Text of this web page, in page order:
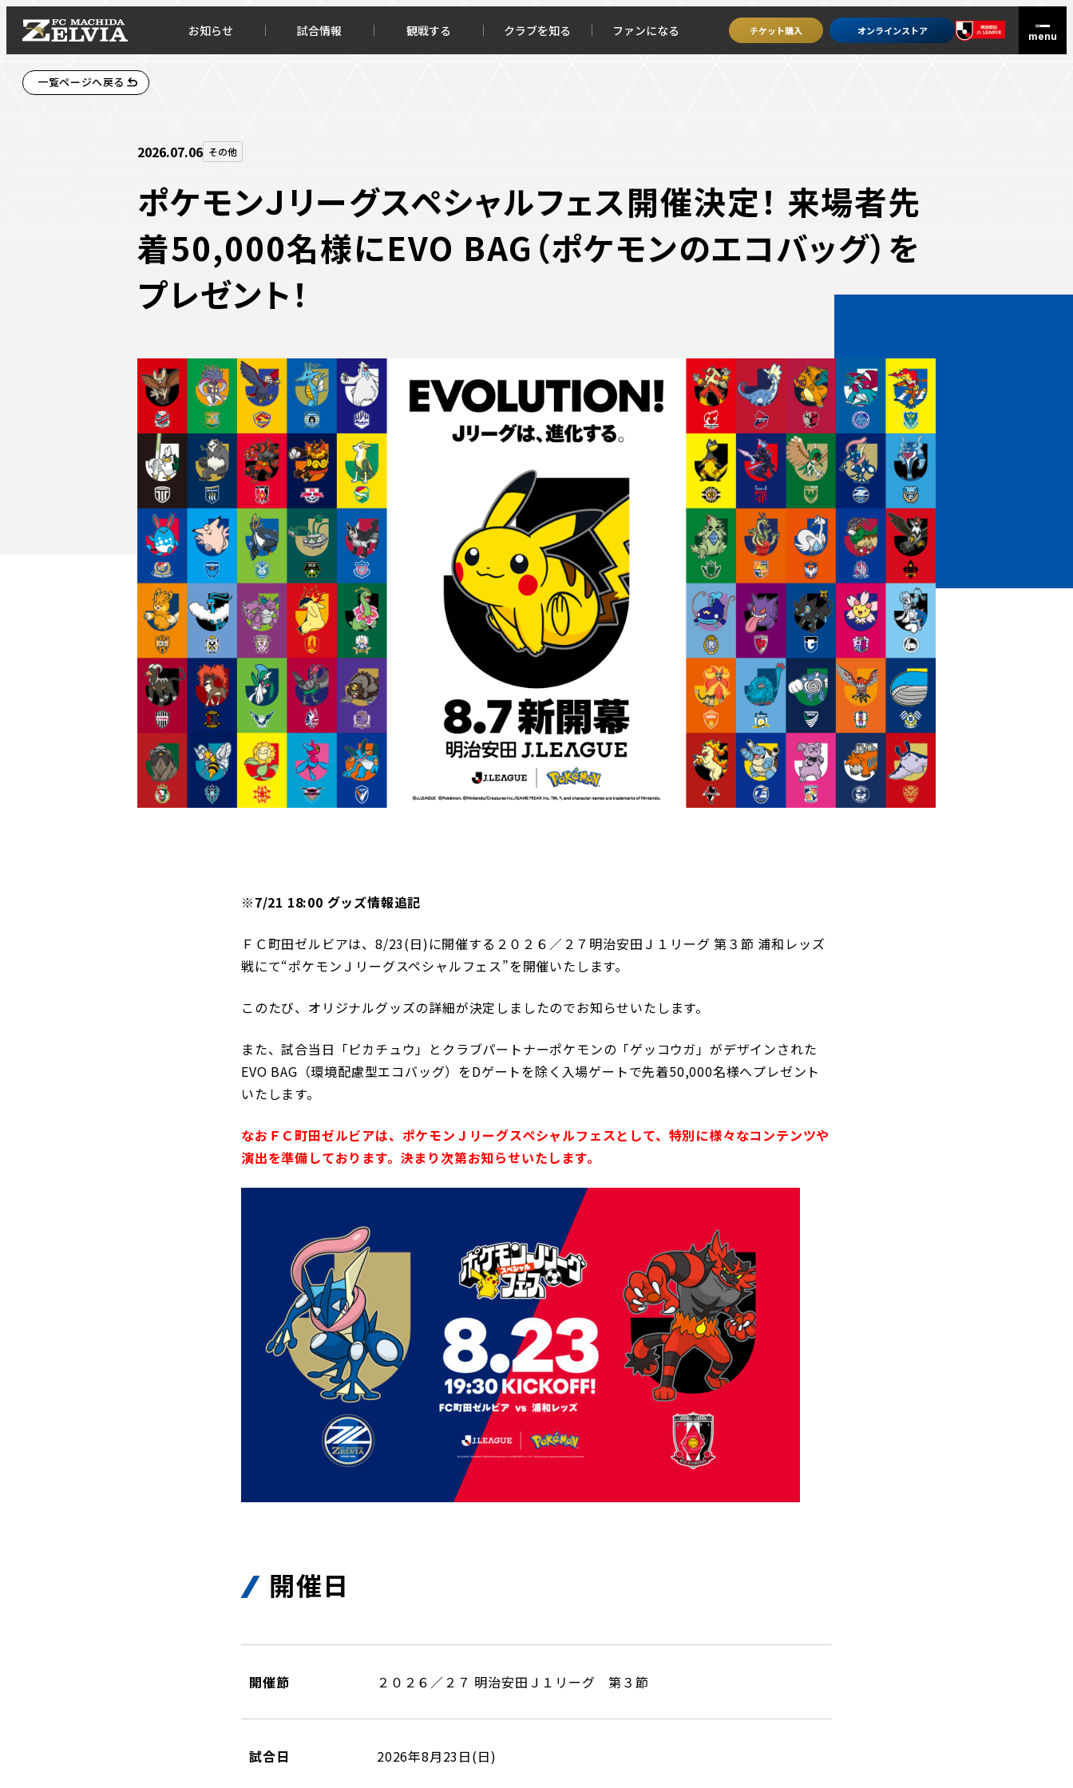
お知らせ 試合情報 観戦する クラブを知る ファンになる チケット購入 オンラインストア
お知らせトップ
ファンクラブ
ホームタウン活動
試合情報トップ
順位表・ゴールランキング
観戦するトップ
チケットを買う
チケット購入
チケット購入手順
チケット販売スケジュール
️スタジアムを知る
スタジアムアクセス
スタジアムマップ
観戦方法を知る
スタジアム観戦ガイド
観戦マナー＆ルール
ビジターサポーターの皆様へ
車イスでの観戦
試合運営管理規程
クラブを知るトップ
ファンクラブ
クラブゼルビスタへの入会
シーズンシート
ＦＣ町田ゼルビアをサポート
トレーニングの見学・ファンサービ
ス
ボランティア
ＦＣ町田ゼルビアカレンダー
三輪緑山ベースを利用
三輪緑山ベースご利用案内
グッズを買うトップ
ホームタウントップ
ゼルビアアシスト募集
ゼルビアアシスト協賛企業一覧
ゼルナビ
ゼル塾
ＦＣ町田ゼルビアスポーツクラブ
ＦＣ町田ゼルビアアカデミー
ゼルビアフットサルパーク
パートナートップ
パートナー企業一覧
肖像権・ロゴについてプライバシーポリシーLINEミニアプリプライバシーポリシー
一覧ページへ戻る
2026.07.06 その他
ポケモンＪリーグスペシャルフェス開催決定！ 来場者先
着50,000名様にEVO BAG（ポケモンのエコバッグ）を
プレゼント！
※7/21 18:00 グッズ情報追記
ＦＣ町田ゼルビアは、8/23(日)に開催する２０２６／２７明治安田Ｊ１リーグ 第３節 浦和レッズ
戦にて“ポケモンＪリーグスペシャルフェス”を開催いたします。
このたび、オリジナルグッズの詳細が決定しましたのでお知らせいたします。
また、試合当日「ピカチュウ」とクラブパートナーポケモンの「ゲッコウガ」がデザインされた
EVO BAG（環境配慮型エコバッグ）をDゲートを除く入場ゲートで先着50,000名様へプレゼント
いたします。
なおＦＣ町田ゼルビアは、ポケモンＪリーグスペシャルフェスとして、特別に様々なコンテンツや
演出を準備しております。決まり次第お知らせいたします。
開催日
開催節 ２０２６／２７ 明治安田Ｊ１リーグ 第３節
試合日 2026年8月23日(日)